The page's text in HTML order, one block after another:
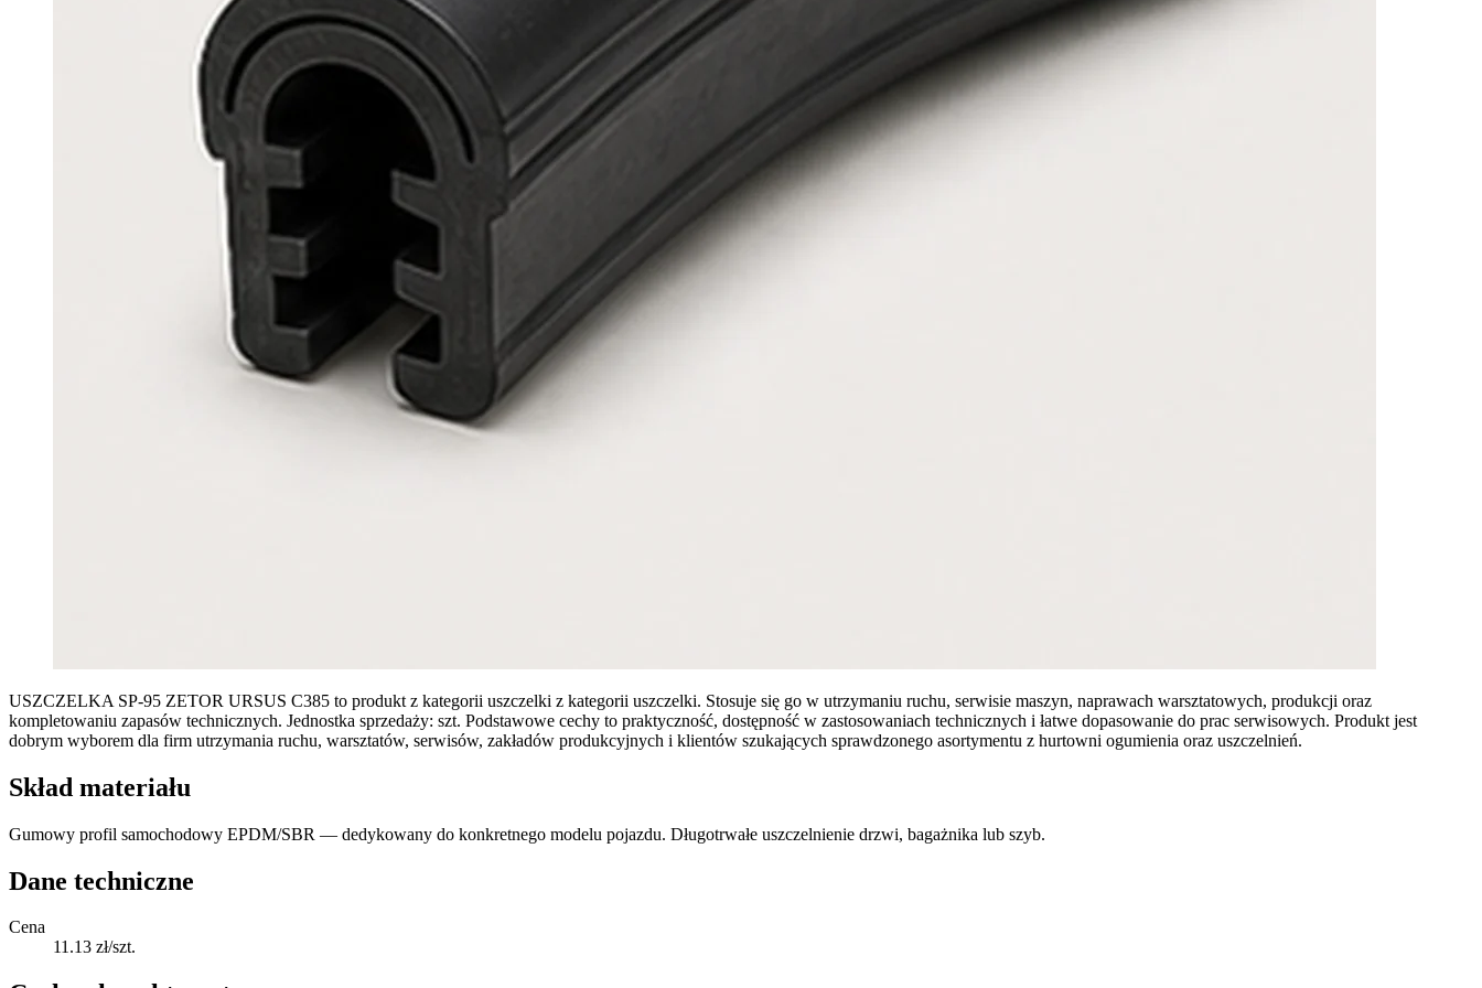
USZCZELKA SP-95 ZETOR URSUS C385 to produkt z kategorii uszczelki z kategorii uszczelki. Stosuje się go w utrzymaniu ruchu, serwisie maszyn, naprawach warsztatowych, produkcji oraz
kompletowaniu zapasów technicznych. Jednostka sprzedaży: szt. Podstawowe cechy to praktyczność, dostępność w zastosowaniach technicznych i łatwe dopasowanie do prac serwisowych. Produkt jest
dobrym wyborem dla firm utrzymania ruchu, warsztatów, serwisów, zakładów produkcyjnych i klientów szukających sprawdzonego asortymentu z hurtowni ogumienia oraz uszczelnień.
Skład materiału
Gumowy profil samochodowy EPDM/SBR — dedykowany do konkretnego modelu pojazdu. Długotrwałe uszczelnienie drzwi, bagażnika lub szyb.
Dane techniczne
Cena
11.13 zł/szt.